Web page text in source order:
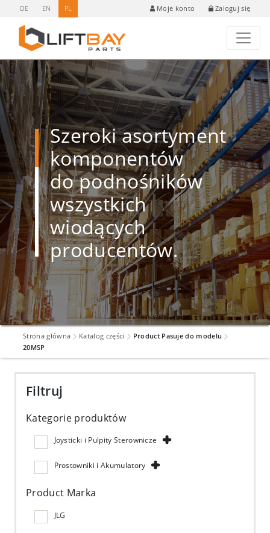
DE EN PL Moje konto Zaloguj się
Szeroki asortyment
komponentów
do podnośników
wszystkich
wiodących
producentów.
Strona główna Katalog części
Product Pasuje do modelu
20MSP
Filtruj
Kategorie produktów
Joysticki i Pulpity Sterownicze
Prostowniki i Akumulatory
Product Marka
JLG